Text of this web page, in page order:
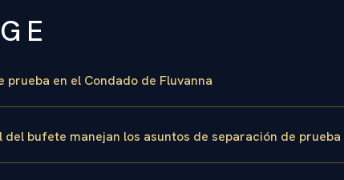
en el Condado de Fluvanna
del bufete manejan los asuntos de separación de prueba